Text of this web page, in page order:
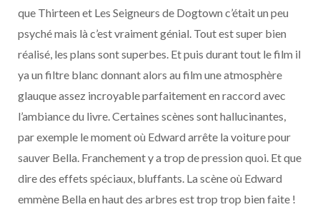
que Thirteen et Les Seigneurs de Dogtown c’était un peu
psyché mais là c’est vraiment génial. Tout est super bien
réalisé, les plans sont superbes. Et puis durant tout le film il
ya un filtre blanc donnant alors au film une atmosphère
glauque assez incroyable parfaitement en raccord avec
l’ambiance du livre. Certaines scènes sont hallucinantes,
par exemple le moment où Edward arrête la voiture pour
sauver Bella. Franchement y a trop de pression quoi. Et que
dire des effets spéciaux, bluffants. La scène où Edward
emmène Bella en haut des arbres est trop trop bien faite !